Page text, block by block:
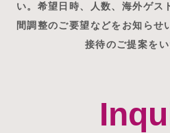
い。希望日時、人数、海外ゲス
間調整のご要望などをお知らせ
接待のご提案をい